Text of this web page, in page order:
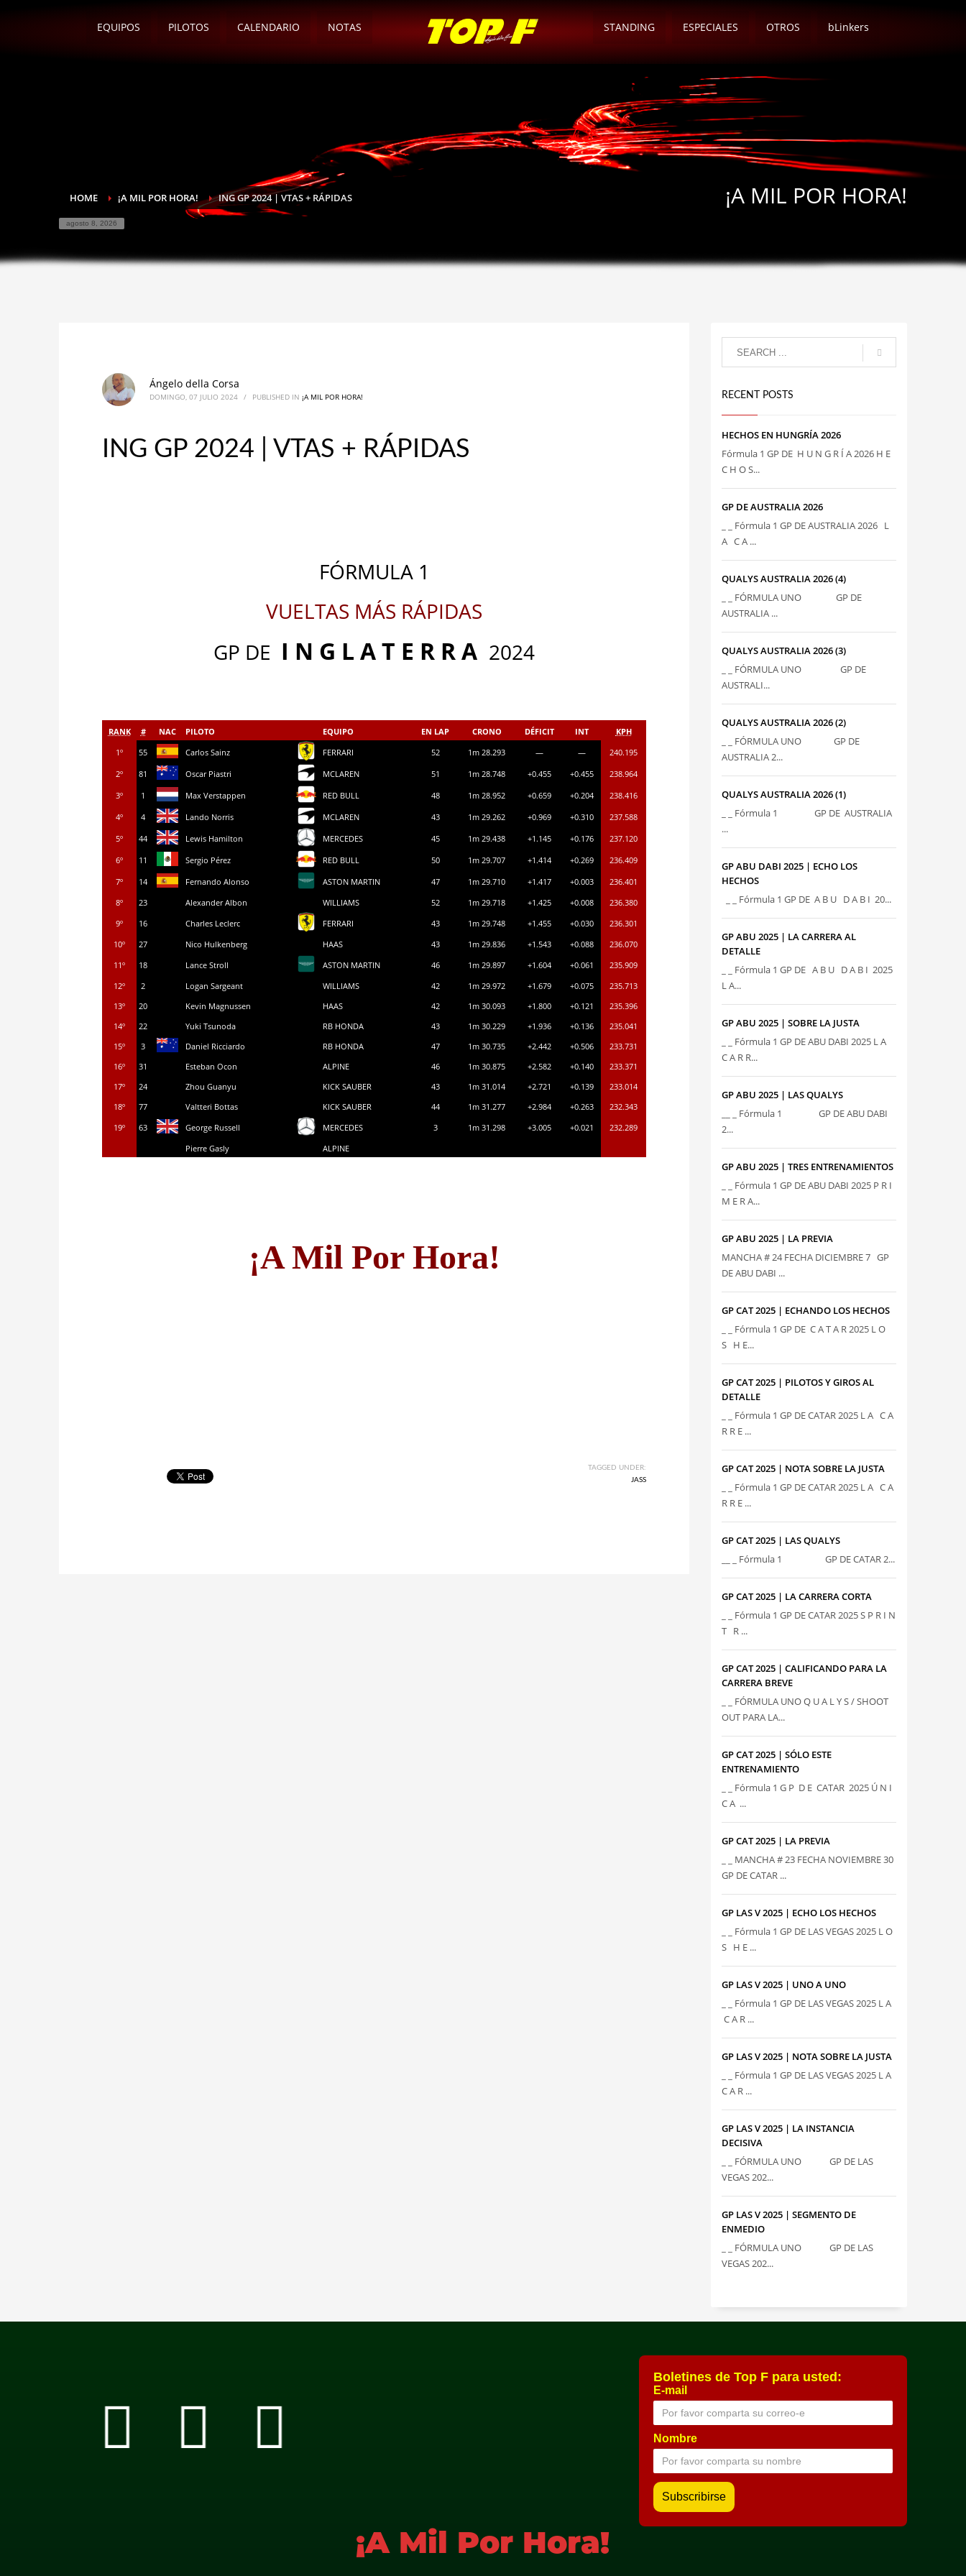
EQUIPOS PILOTOS CALENDARIO NOTAS STANDING ESPECIALES OTROS bLinkers
HOME ¡A MIL POR HORA! ING GP 2024 | VTAS + RÁPIDAS
agosto 8, 2026
¡A MIL POR HORA!
Ángelo della Corsa
DOMINGO, 07 JULIO 2024 / PUBLISHED IN¡A MIL POR HORA!
ING GP 2024 | VTAS + RÁPIDAS
FÓRMULA 1
VUELTAS MÁS RÁPIDAS
GP DE I N G L A T E R R A 2024
RANK # NAC PILOTO EQUIPO EN LAP CRONO DÉFICIT INT
KPH
1º
55 Carlos Sainz FERRARI 52 1m 28.293 — —
240.195
2º
81 Oscar Piastri MCLAREN 51 1m 28.748 +0.455 +0.455
238.964
3º
1 Max Verstappen RED BULL 48 1m 28.952 +0.659 +0.204
238.416
4º
4 Lando Norris MCLAREN 43 1m 29.262 +0.969 +0.310
237.588
5º
44 Lewis Hamilton MERCEDES 45 1m 29.438 +1.145 +0.176
237.120
6º
11 Sergio Pérez RED BULL 50 1m 29.707 +1.414 +0.269
236.409
7º
14 Fernando Alonso ASTON MARTIN 47 1m 29.710 +1.417 +0.003
236.401
8º
23 Alexander Albon WILLIAMS 52 1m 29.718 +1.425 +0.008
236.380
9º
16 Charles Leclerc FERRARI 43 1m 29.748 +1.455 +0.030
236.301
10º
27 Nico Hulkenberg HAAS 43 1m 29.836 +1.543 +0.088
236.070
11º
18 Lance Stroll ASTON MARTIN 46 1m 29.897 +1.604 +0.061
235.909
12º
2 Logan Sargeant WILLIAMS 42 1m 29.972 +1.679 +0.075
235.713
13º
20 Kevin Magnussen HAAS 42 1m 30.093 +1.800 +0.121
235.396
14º
22 Yuki Tsunoda RB HONDA 43 1m 30.229 +1.936 +0.136
235.041
15º
3 Daniel Ricciardo RB HONDA 47 1m 30.735 +2.442 +0.506
233.731
16º
31 Esteban Ocon ALPINE 46 1m 30.875 +2.582 +0.140
233.371
17º
24 Zhou Guanyu KICK SAUBER 43 1m 31.014 +2.721 +0.139
233.014
18º
77 Valtteri Bottas KICK SAUBER 44 1m 31.277 +2.984 +0.263
232.343
19º
63 George Russell MERCEDES 3 1m 31.298 +3.005 +0.021
232.289
Pierre Gasly
ALPINE
¡A Mil Por Hora!
TAGGED UNDER:
JASS
RECENT POSTS
HECHOS EN HUNGRÍA 2026
Fórmula 1 GP DE H U N G R Í A 2026 H E
C H O S...
GP DE AUSTRALIA 2026
_ _ Fórmula 1 GP DE AUSTRALIA 2026 L
A C A ...
QUALYS AUSTRALIA 2026 (4)
_ _ FÓRMULA UNO GP DE
AUSTRALIA ...
QUALYS AUSTRALIA 2026 (3)
_ _ FÓRMULA UNO GP DE
AUSTRALI...
QUALYS AUSTRALIA 2026 (2)
_ _ FÓRMULA UNO GP DE
AUSTRALIA 2...
QUALYS AUSTRALIA 2026 (1)
_ _ Fórmula 1 GP DE AUSTRALIA
...
GP ABU DABI 2025 | ECHO LOS
HECHOS
_ _ Fórmula 1 GP DE A B U D A B I 20...
GP ABU 2025 | LA CARRERA AL
DETALLE
_ _ Fórmula 1 GP DE A B U D A B I 2025
L A...
GP ABU 2025 | SOBRE LA JUSTA
_ _ Fórmula 1 GP DE ABU DABI 2025 L A
C A R R...
GP ABU 2025 | LAS QUALYS
__ _ Fórmula 1 GP DE ABU DABI
2...
GP ABU 2025 | TRES ENTRENAMIENTOS
_ _ Fórmula 1 GP DE ABU DABI 2025 P R I
M E R A...
GP ABU 2025 | LA PREVIA
MANCHA # 24 FECHA DICIEMBRE 7 GP
DE ABU DABI ...
GP CAT 2025 | ECHANDO LOS HECHOS
_ _ Fórmula 1 GP DE C A T A R 2025 L O
S H E...
GP CAT 2025 | PILOTOS Y GIROS AL
DETALLE
_ _ Fórmula 1 GP DE CATAR 2025 L A C A
R R E ...
GP CAT 2025 | NOTA SOBRE LA JUSTA
_ _ Fórmula 1 GP DE CATAR 2025 L A C A
R R E ...
GP CAT 2025 | LAS QUALYS
__ _ Fórmula 1 GP DE CATAR 2...
GP CAT 2025 | LA CARRERA CORTA
_ _ Fórmula 1 GP DE CATAR 2025 S P R I N
T R ...
GP CAT 2025 | CALIFICANDO PARA LA
CARRERA BREVE
_ _ FÓRMULA UNO Q U A L Y S / SHOOT
OUT PARA LA...
GP CAT 2025 | SÓLO ESTE
ENTRENAMIENTO
_ _ Fórmula 1 G P D E CATAR 2025 Ú N I
C A ...
GP CAT 2025 | LA PREVIA
_ _ MANCHA # 23 FECHA NOVIEMBRE 30
GP DE CATAR ...
GP LAS V 2025 | ECHO LOS HECHOS
_ _ Fórmula 1 GP DE LAS VEGAS 2025 L O
S H E ...
GP LAS V 2025 | UNO A UNO
_ _ Fórmula 1 GP DE LAS VEGAS 2025 L A
C A R ...
GP LAS V 2025 | NOTA SOBRE LA JUSTA
_ _ Fórmula 1 GP DE LAS VEGAS 2025 L A
C A R ...
GP LAS V 2025 | LA INSTANCIA
DECISIVA
_ _ FÓRMULA UNO GP DE LAS
VEGAS 202...
GP LAS V 2025 | SEGMENTO DE
ENMEDIO
_ _ FÓRMULA UNO GP DE LAS
VEGAS 202...
Boletines de Top F para usted:
E-mail
Nombre
¡A Mil Por Hora!